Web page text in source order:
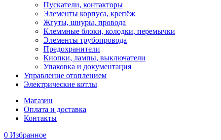
Пускатели, контакторы
Элементы корпуса, крепёж
Жгуты, шнуры, провода
Клеммные блоки, колодки, перемычки
Элементы трубопровода
Предохранители
Кнопки, лампы, выключатели
Упаковка и документация
Управление отоплением
Электрические котлы
Магазин
Оплата и доставка
Контакты
0 Избранное